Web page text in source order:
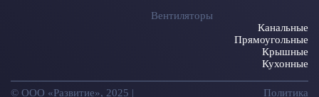
Вентиляторы
Канальные
Прямоугольные
Крышные
Кухонные
© ООО «Развитие», 2025 | Политика